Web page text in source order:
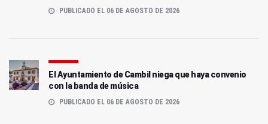
PUBLICADO EL 06 DE AGOSTO DE 2026
El Ayuntamiento de Cambil niega que haya convenio
con la banda de música
PUBLICADO EL 06 DE AGOSTO DE 2026